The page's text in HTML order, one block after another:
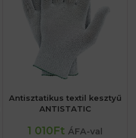
Antisztatikus textil kesztyű
ANTISTATIC
1 010Ft ÁFA-val